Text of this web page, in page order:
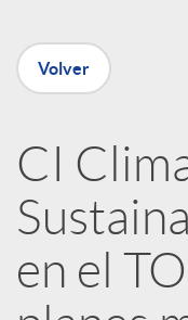
n
e
d
Volver
CI
en el